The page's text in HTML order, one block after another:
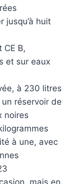
jusqu’à huit
CE B,
et sur eaux
à 230 litres
un réservoir de
noires
à une, avec
mais en